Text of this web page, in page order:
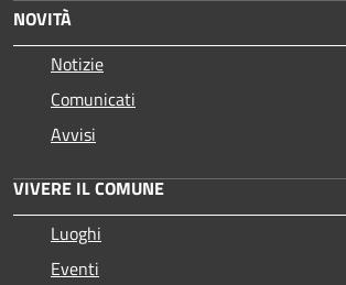
NOVITÀ
Notizie
Comunicati
Avvisi
VIVERE IL COMUNE
Luoghi
Eventi